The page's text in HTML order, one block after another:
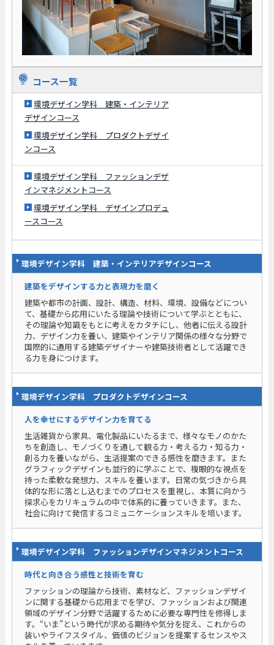
コース一覧
環境デザイン学科 建築・インテリア
デザインコース
環境デザイン学科 プロダクトデザイ
ンコース
環境デザイン学科 ファッションデザ
インマネジメントコース
環境デザイン学科 デザインプロデュ
ースコース
環境デザイン学科 建築・インテリアデザインコース
建築をデザインする力と表現力を磨く
建築や都市の計画、設計、構造、材料、環境、設備などについ
て、基礎から応用にいたる理論や技術について学ぶとともに、
その理論や知識をもとに考えをカタチにし、他者に伝える設計
力、デザイン力を養い、建築やインテリア関係の様々な分野で
国際的に通用する建築デザイナーや建築技術者として活躍でき
る力を身につけます。
環境デザイン学科 プロダクトデザインコース
人を幸せにするデザイン力を育てる
生活雑貨から家具、電化製品にいたるまで、様々なモノのかた
ちを創造し、モノづくりを通して観る力・考える力・知る力・
創る力を養いながら、生活提案のできる感性を磨きます。また
グラフィックデザインも並行的に学ぶことで、複眼的な視点を
持った柔軟な発想力、スキルを養います。日常の気づきから具
体的な形に落とし込むまでのプロセスを重視し、本質に向かう
探求心をカリキュラムの中で体系的に養っていきます。また、
社会に向けて発信するコミュニケーションスキルを培います。
環境デザイン学科 ファッションデザインマネジメントコース
時代と向き合う感性と技術を育む
ファッションの理論から技術、素材など、ファッションデザイ
ンに関する基礎から応用までを学び、ファッションおよび関連
領域のデザイン分野で活躍するために必要な専門性を修得しま
す。“いま”という時代が求める期待や気分を捉え、これからの
装いやライフスタイル、価値のビジョンを提案するセンスやス